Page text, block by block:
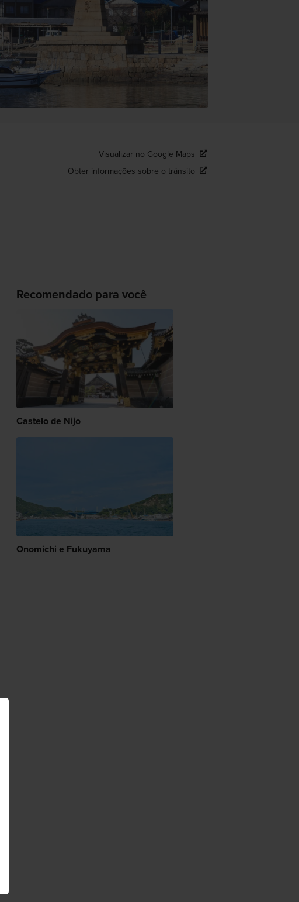
Visualizar no Google Maps
Obter informações sobre o trânsito
Recomendado para você
Castelo de Nijo
Onomichi e Fukuyama